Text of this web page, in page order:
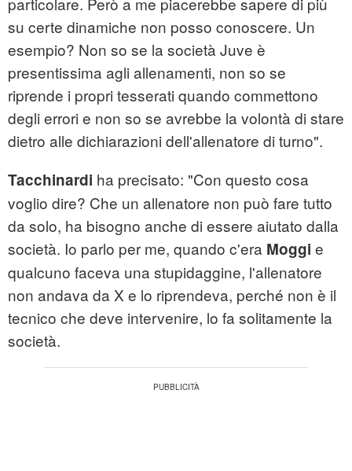
su certe dinamiche non posso conoscere. Un
esempio? Non so se la società Juve è
presentissima agli allenamenti, non so se
riprende i propri tesserati quando commettono
degli errori e non so se avrebbe la volontà di stare
dietro alle dichiarazioni dell'allenatore di turno".
Tacchinardi ha precisato: "Con questo cosa
voglio dire? Che un allenatore non può fare tutto
da solo, ha bisogno anche di essere aiutato dalla
società. Io parlo per me, quando c'era Moggi e
qualcuno faceva una stupidaggine, l'allenatore
non andava da X e lo riprendeva, perché non è il
tecnico che deve intervenire, lo fa solitamente la
società.